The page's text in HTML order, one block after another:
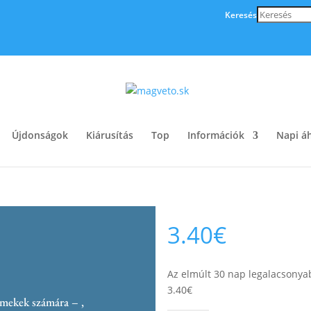
Keresés
Újdonságok Kiárusítás Top Információk Napi
számára – ,
3.40€
Az elmúlt 30 nap
3.40€